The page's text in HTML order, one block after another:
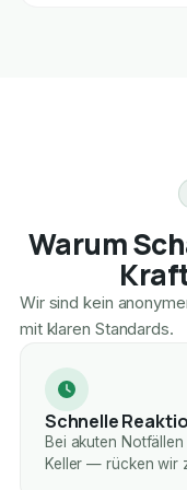
Warum
Wir sind kein
mit klaren Standards.
Schnelle
Bei akuten
Keller — rücken wir